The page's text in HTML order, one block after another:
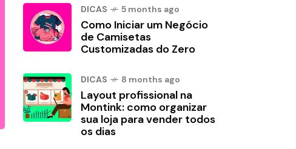
DICAS 5 months ago
Como Iniciar um Negócio
de Camisetas
Customizadas do Zero
DICAS 8 months ago
Layout profissional na
Montink: como organizar
sua loja para vender todos
os dias